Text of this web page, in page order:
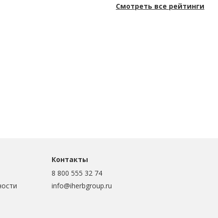
Смотреть все рейтинги
Контакты
8 800 555 32 74
info@iherbgroup.ru